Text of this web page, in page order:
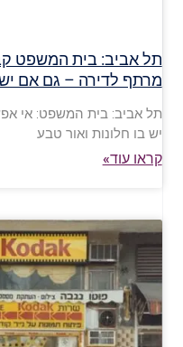
תל אביב: בית המשפט
מרתף לדירה – גם אם יש
תל אביב: בית המשפט: אי
יש בו חלונות ואור טבע
קראו עוד»